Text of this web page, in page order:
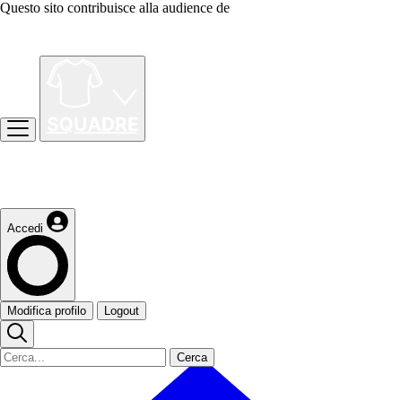
Questo sito contribuisce alla audience de
Accedi
Modifica profilo Logout
Cerca